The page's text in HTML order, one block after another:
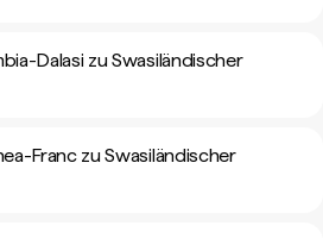
Dalasi zu Swasiländischer
Franc zu Swasiländischer